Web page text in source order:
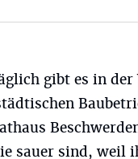
gibt es in der
sauer sind, weil